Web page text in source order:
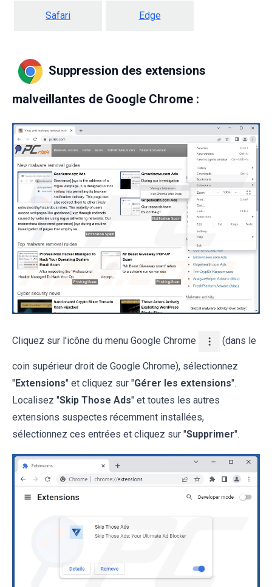
Safari Edge
Suppression des extensions
malveillantes de Google Chrome :
Cliquez sur l'icône du menu Google Chrome (dans le
coin supérieur droit de Google Chrome), sélectionnez
"Extensions" et cliquez sur "Gérer les extensions".
Localisez "Skip Those Ads" et toutes les autres
extensions suspectes récemment installées,
sélectionnez ces entrées et cliquez sur "Supprimer".